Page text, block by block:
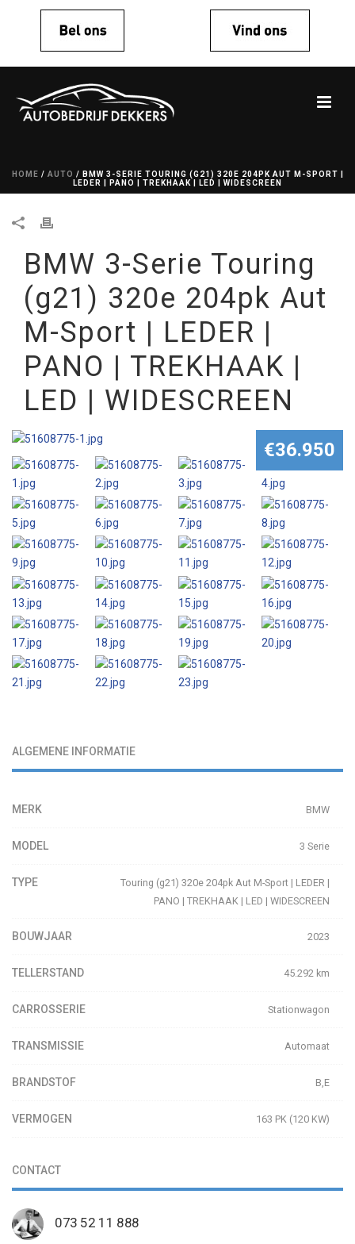
HOME / AUTO / BMW 3-SERIE TOURING (G21) 320E 204PK AUT M-SPORT |
LEDER | PANO | TREKHAAK | LED | WIDESCREEN
BMW 3-Serie Touring
(g21) 320e 204pk Aut
M-Sport | LEDER |
PANO | TREKHAAK |
LED | WIDESCREEN
€36.950
ALGEMENE INFORMATIE
MERK BMW
MODEL 3 Serie
TYPE
Touring (g21) 320e 204pk Aut M-Sport | LEDER |
PANO | TREKHAAK | LED | WIDESCREEN
BOUWJAAR 2023
TELLERSTAND 45.292 km
CARROSSERIE Stationwagon
TRANSMISSIE Automaat
BRANDSTOF B,E
VERMOGEN 163 PK (120 KW)
CONTACT
073 52 11 888